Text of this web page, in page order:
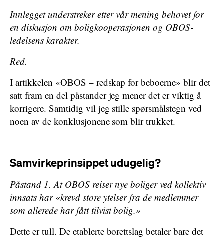
Innlegget understreker etter vår mening behovet for
en diskusjon om boligkooperasjonen og OBOS-
ledelsens karakter.
Red.
I artikkelen «OBOS – redskap for beboerne» blir det
satt fram en del påstander jeg mener det er viktig å
korrigere. Samtidig vil jeg stille spørsmålstegn ved
noen av de konklusjonene som blir trukket.
Samvirkeprinsippet udugelig?
Påstand 1. At OBOS reiser nye boliger ved kollektiv
innsats har «krevd store ytelser fra de medlemmer
som allerede har fått tilvist bolig.»
Dette er tull. De etablerte borettslag betaler bare det